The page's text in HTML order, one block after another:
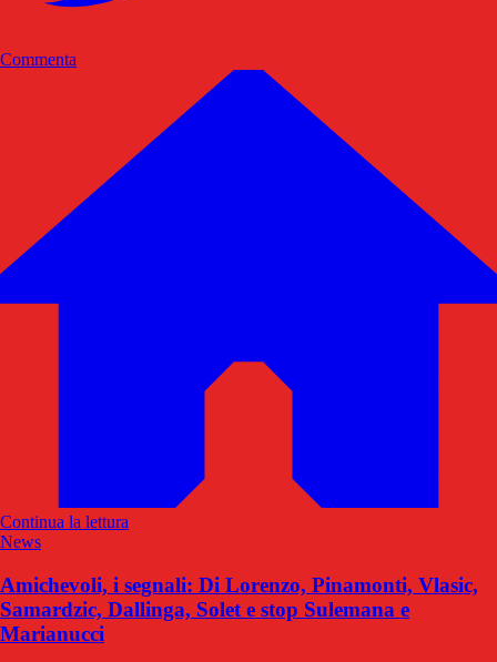
Commenta
Continua la lettura
News
Amichevoli, i segnali: Di Lorenzo, Pinamonti, Vlasic,
Samardzic, Dallinga, Solet e stop Sulemana e
Marianucci